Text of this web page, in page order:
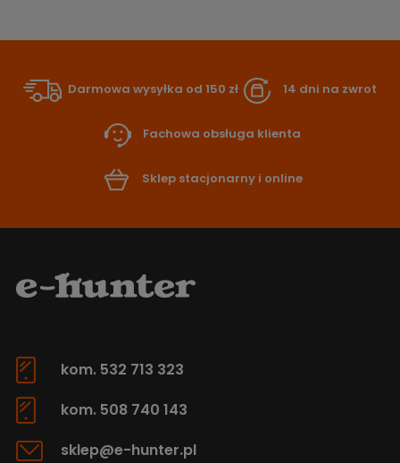
Darmowa wysyłka od 150 zł 14 dni na zwrot
Fachowa obsługa klienta
Sklep stacjonarny i online
kom. 532 713 323
kom. 508 740 143
sklep@e-hunter.pl